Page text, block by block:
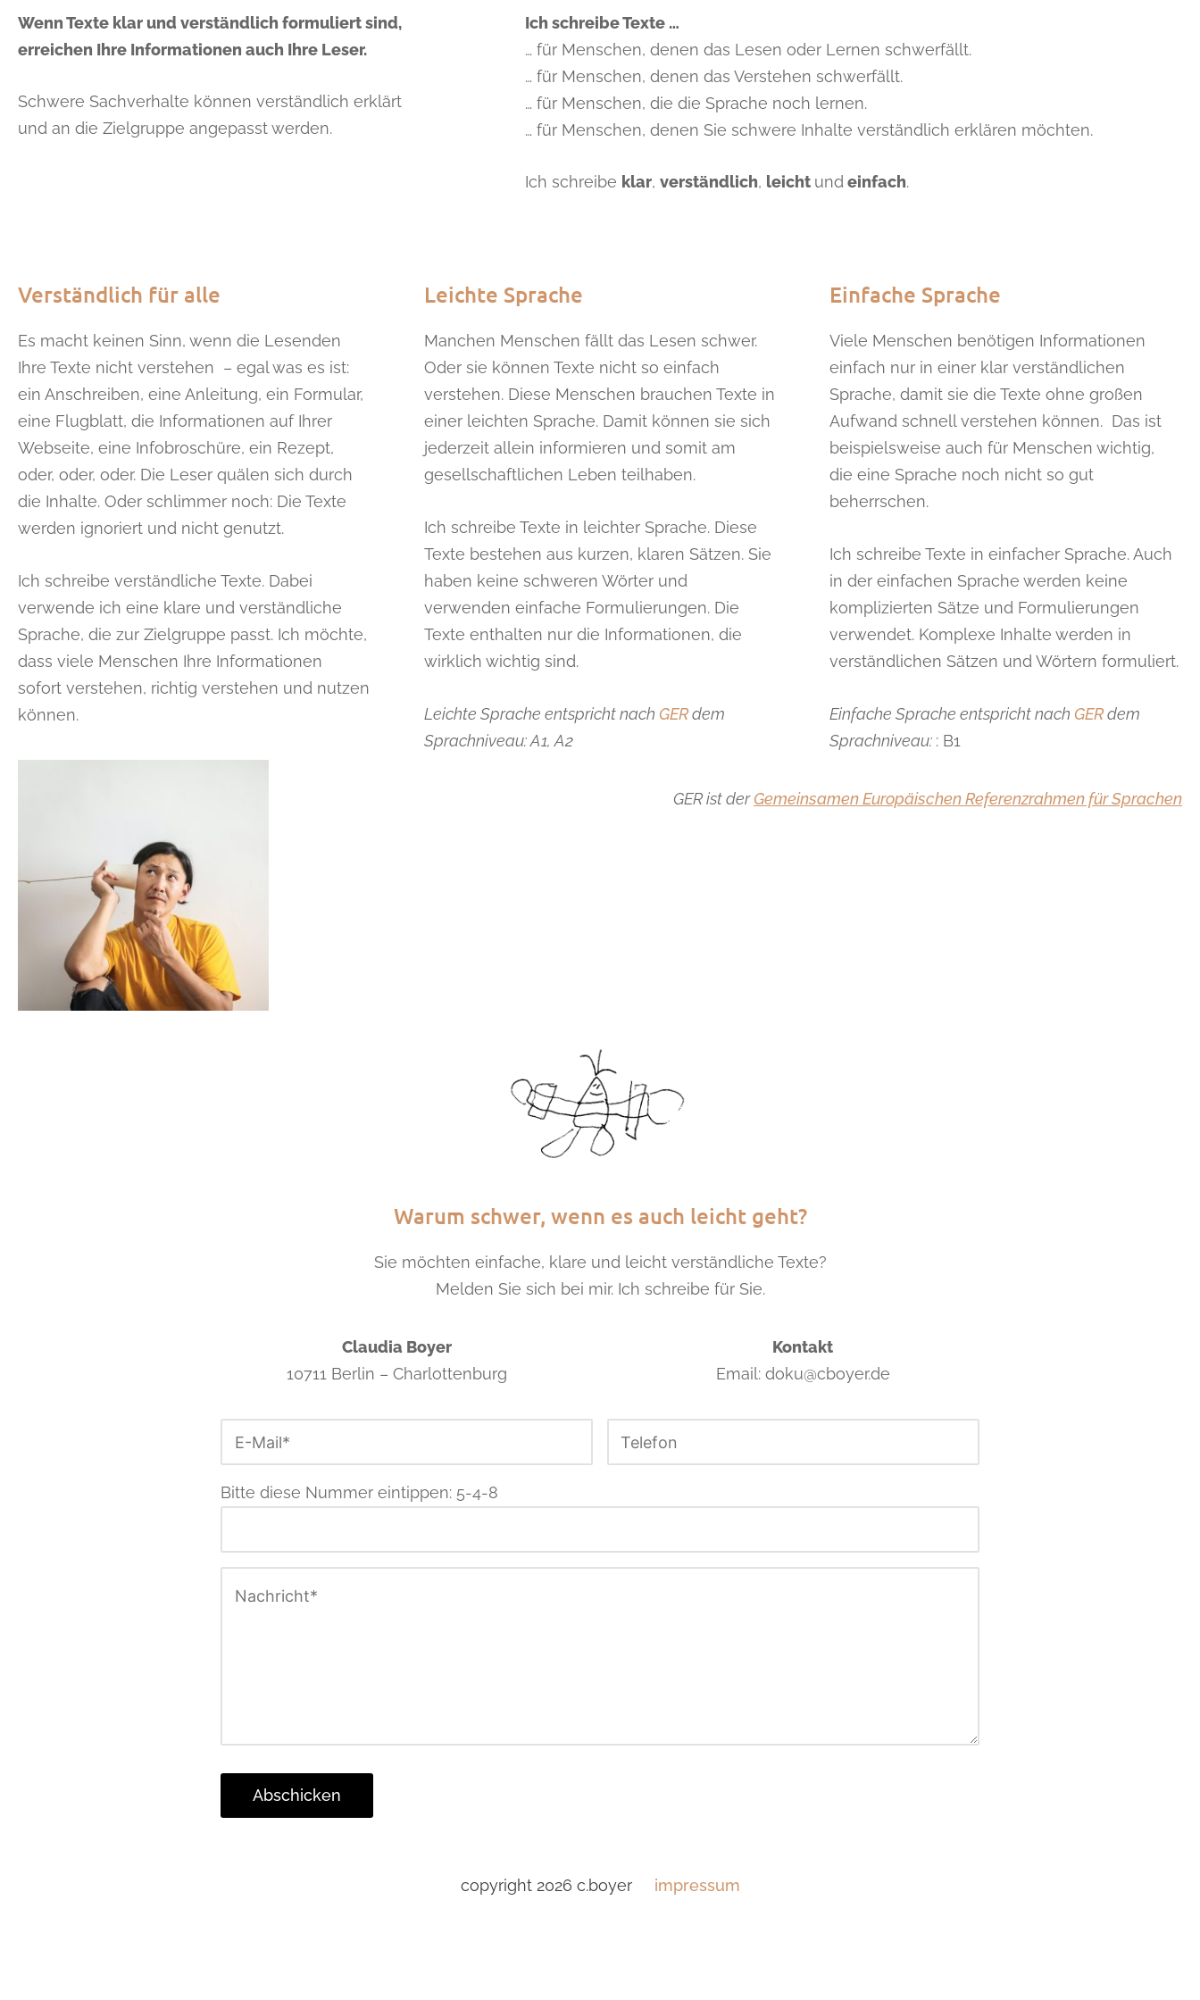
Wenn Texte klar und verständlich formuliert sind,
erreichen Ihre Informationen auch Ihre Leser.
Schwere Sachverhalte können verständlich erklärt
und an die Zielgruppe angepasst werden.
Ich schreibe Texte …
… für Menschen, denen das Lesen oder Lernen schwerfällt.
… für Menschen, denen das Verstehen schwerfällt.
… für Menschen, die die Sprache noch lernen.
… für Menschen, denen Sie schwere Inhalte verständlich erklären möchten.
Ich schreibe klar,verständlich, leicht undeinfach.
Verständlich für alle
Es macht keinen Sinn, wenn die Lesenden
Ihre Texte nicht verstehen – egal was es ist:
ein Anschreiben, eine Anleitung, ein Formular,
eine Flugblatt, die Informationen auf Ihrer
Webseite, eine Infobroschüre, ein Rezept,
oder, oder, oder. Die Leser quälen sich durch
die Inhalte. Oder schlimmer noch: Die Texte
werden ignoriert und nicht genutzt.
Ich schreibe verständliche Texte. Dabei
verwende ich eine klare und verständliche
Sprache, die zur Zielgruppe passt. Ich möchte,
dass viele Menschen Ihre Informationen
sofort verstehen, richtig verstehen und nutzen
können.
Leichte Sprache
Manchen Menschen fällt das Lesen schwer.
Oder sie können Texte nicht so einfach
verstehen. Diese Menschen brauchen Texte in
einer leichten Sprache. Damit können sie sich
jederzeit allein informieren und somit am
gesellschaftlichen Leben teilhaben.
Ich schreibe Texte in leichter Sprache. Diese
Texte bestehen aus kurzen, klaren Sätzen. Sie
haben keine schweren Wörter und
verwenden einfache Formulierungen. Die
Texte enthalten nur die Informationen, die
wirklich wichtig sind.
Leichte Sprache entspricht nach GERdem
Sprachniveau: A1, A2
Einfache Sprache
Viele Menschen benötigen Informationen
einfach nur in einer klar verständlichen
Sprache, damit sie die Texte ohne großen
Aufwand schnell verstehen können. Das ist
beispielsweise auch für Menschen wichtig,
die eine Sprache noch nicht so gut
beherrschen.
Ich schreibe Texte in einfacher Sprache. Auch
in der einfachen Sprache werden keine
komplizierten Sätze und Formulierungen
verwendet. Komplexe Inhalte werden in
verständlichen Sätzen und Wörtern formuliert.
Einfache Sprache entspricht nachGERdem
Sprachniveau: : B1
GER ist derGemeinsamen Europäischen Referenzrahmen für Sprachen
Warum schwer, wenn es auch leicht geht?
Sie möchten einfache, klare und leicht verständliche Texte?
Melden Sie sich bei mir. Ich schreibe für Sie.
Claudia Boyer
10711 Berlin – Charlottenburg
Kontakt
Email: doku@cboyer.de
Bitte diese Nummer eintippen: 5-4-8
copyright 2026 c.boyer impressum